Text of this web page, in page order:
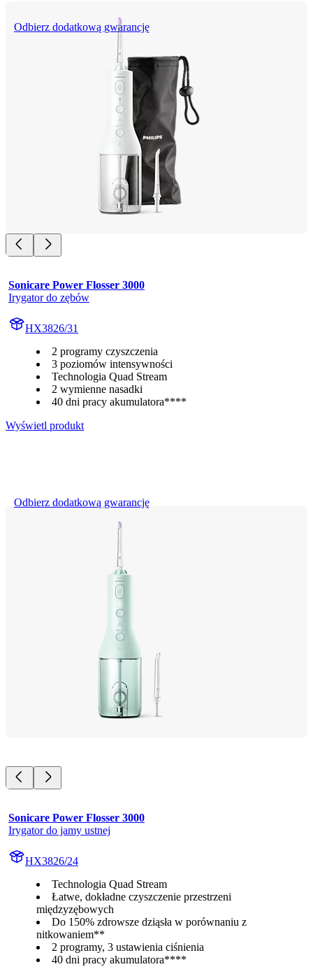
Odbierz dodatkową gwarancję
Sonicare Power Flosser 3000
Irygator do zębów
HX3826/31
2 programy czyszczenia
3 poziomów intensywności
Technologia Quad Stream
2 wymienne nasadki
40 dni pracy akumulatora****
Wyświetl produkt
Odbierz dodatkową gwarancję
Sonicare Power Flosser 3000
Irygator do jamy ustnej
HX3826/24
Technologia Quad Stream
Łatwe, dokładne czyszczenie przestrzeni
międzyzębowych
Do 150% zdrowsze dziąsła w porównaniu z
nitkowaniem**
2 programy, 3 ustawienia ciśnienia
40 dni pracy akumulatora****